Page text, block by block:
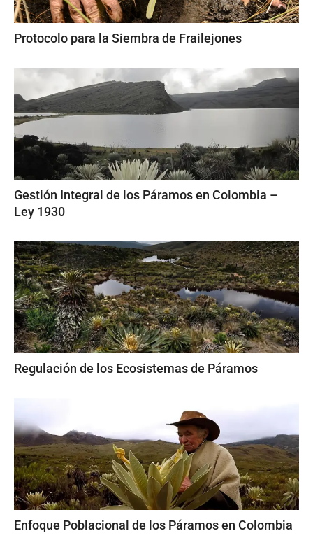
Protocolo para la Siembra de Frailejones
Gestión Integral de los Páramos en Colombia –
Ley 1930
Regulación de los Ecosistemas de Páramos
Enfoque Poblacional de los Páramos en Colombia